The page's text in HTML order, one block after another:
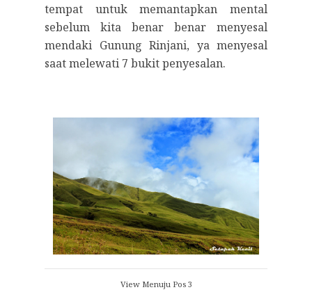
tempat untuk memantapkan mental
sebelum kita benar benar menyesal
mendaki Gunung Rinjani, ya menyesal
saat melewati 7 bukit penyesalan.
View Menuju Pos 3